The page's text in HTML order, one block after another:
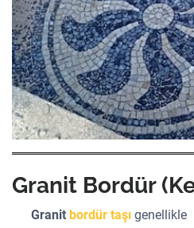
Granit Bordür
Granitbordür taşı genellikle